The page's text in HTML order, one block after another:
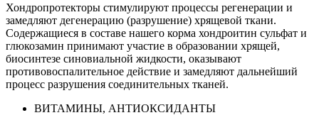
Хондропротекторы стимулируют процессы регенерации и
замедляют дегенерацию (разрушение) хрящевой ткани.
Содержащиеся в составе нашего корма хондроитин сульфат и
глюкозамин принимают участие в образовании хрящей,
биосинтезе синовиальной жидкости, оказывают
противовоспалительное действие и замедляют дальнейший
процесс разрушения соединительных тканей.
ВИТАМИНЫ, АНТИОКСИДАНТЫ